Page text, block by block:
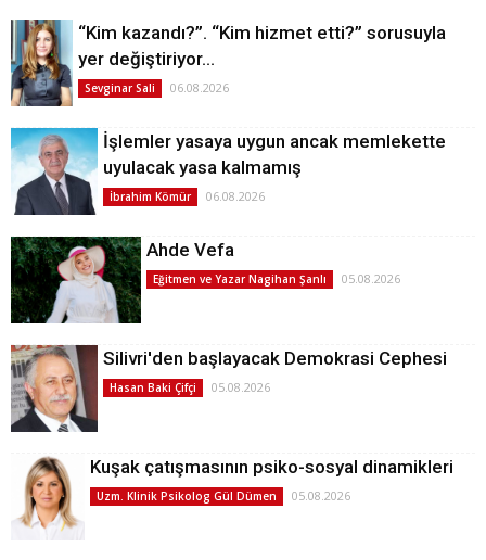
“Kim kazandı?”. “Kim hizmet etti?” sorusuyla
yer değiştiriyor…
Sevginar Sali 06.08.2026
İşlemler yasaya uygun ancak memlekette
uyulacak yasa kalmamış
İbrahim Kömür 06.08.2026
Ahde Vefa
Eğitmen ve Yazar Nagihan Şanlı 05.08.2026
Silivri'den başlayacak Demokrasi Cephesi
Hasan Baki Çifçi 05.08.2026
Kuşak çatışmasının psiko-sosyal dinamikleri
Uzm. Klinik Psikolog Gül Dümen 05.08.2026